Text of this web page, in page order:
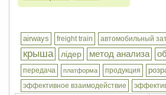
airways freight train автомобильный
крыша лідер метод анализа
передача платформа продукция
эффективное взаимодействие